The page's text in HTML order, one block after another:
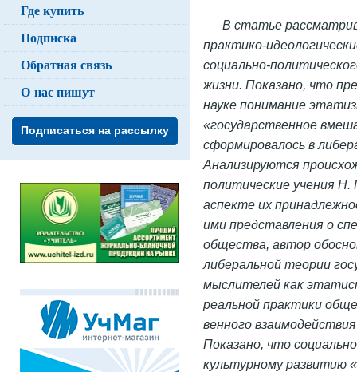
В статье
практико-
социально-
жизни. Показано, что
науке понимание
«государственное
сформировалось в
Анализируются
политические учения Н.
аспекте их
ими представления о
общества, автор
либеральной теории
мыслителей как
реальной практики
венного
Показано, что
культурному развитию
Где купить
Подписка
Обратная связь
О нас пишут
Подписаться на рассылку